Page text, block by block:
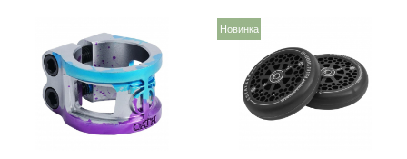
Новинка